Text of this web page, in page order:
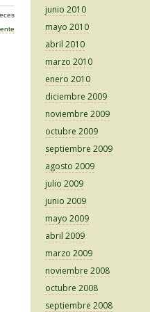
junio 2010
mayo 2010
abril 2010
marzo 2010
enero 2010
diciembre 2009
noviembre 2009
octubre 2009
septiembre 2009
agosto 2009
julio 2009
junio 2009
mayo 2009
abril 2009
marzo 2009
noviembre 2008
octubre 2008
septiembre 2008